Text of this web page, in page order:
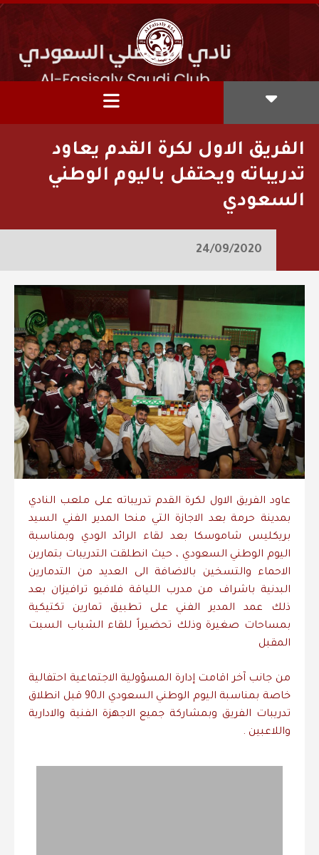
الفريق الاول لكرة القدم يعاود
تدريباته ويحتفل باليوم الوطني
السعودي
24/09/2020
عاود الفريق الاول لكرة القدم تدريباته على ملعب النادي
بمدينة حرمة بعد الاجازة التي منحا المدير الفني السيد
بريكليس شاموسكا بعد لقاء الرائد الودي وبمناسبة
اليوم الوطني السعودي ، حيث انطلقت التدريبات بتمارين
الاحماء والتسخين بالاضافة الى العديد من التدمارين
البدنية باشراف من مدرب اللياقة فلافيو ترافيزان بعد
ذلك عمد المدير الفني على تطبيق تمارين تكتيكية
بمساحات صغيرة وذلك تحضيراً للقاء الشباب السبت
المقبل
من جانب آخر اقامت إدارة المسؤولية الاجتماعية احتفالية
خاصة بمناسبة اليوم الوطني السعودي الـ90 قبل انطلاق
تدريبات الفريق وبمشاركة جميع الاجهزة الفنية والادارية
واللاعبين .